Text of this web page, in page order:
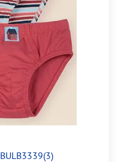
BULB3339(3)